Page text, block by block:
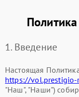
1. Введение
Настоящая
https://vol.prestigio-
"Наш", "Наши")